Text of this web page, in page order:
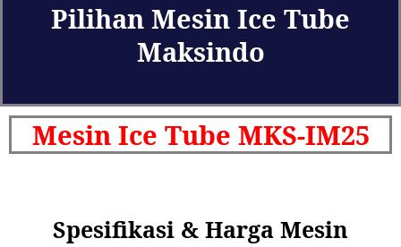
Pilihan Mesin Ice Tube
Maksindo
Mesin Ice Tube MKS-IM25
Spesifikasi & Harga Mesin